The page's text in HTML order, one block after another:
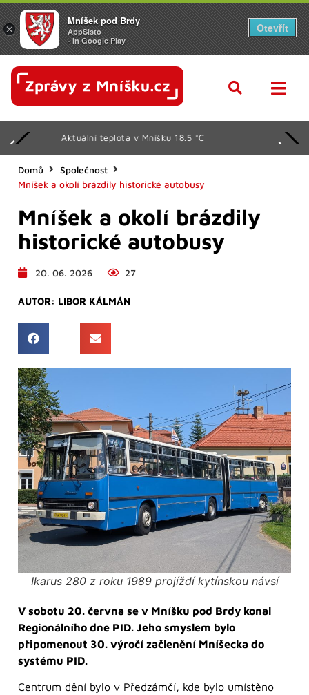
Svátek má Oldřiška
Domů
Společnost
Mníšek a okolí brázdily historické autobusy
Mníšek a okolí brázdily
historické autobusy
20. 06. 2026 27
AUTOR: LIBOR KÁLMÁN
Ikarus 280 z roku 1989 projíždí kytínskou návsí
V sobotu 20. června se v Mníšku pod Brdy konal
Regionálního dne PID. Jeho smyslem bylo
připomenout 30. výročí začlenění Mníšecka do
systému PID.
Centrum dění bylo v Předzámčí, kde bylo umístěno
×
Mníšek pod Brdy
AppSisto
- In Google Play
Otevřít